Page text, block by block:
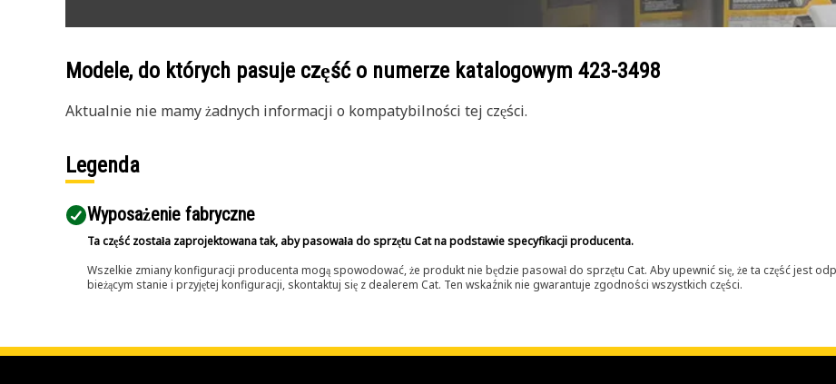
Modele, do których pasuje część o numerze katalogowym 423-3498
Aktualnie nie mamy żadnych informacji o kompatybilności tej części.
Legenda
Wyposażenie fabryczne
Ta część została zaprojektowana tak, aby pasowała do sprzętu Cat na podstawie specyfikacji producenta.
Wszelkie zmiany konfiguracji producenta mogą spowodować, że produkt nie będzie pasował do sprzętu Cat. Aby upewnić się, że ta część jest
bieżącym stanie i przyjętej konfiguracji, skontaktuj się z dealerem Cat. Ten wskaźnik nie gwarantuje zgodności wszystkich części.